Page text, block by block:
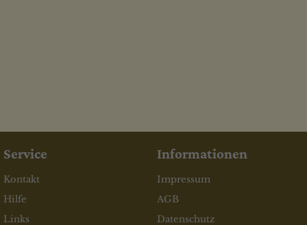
Service
Kontakt
Hilfe
Links
Informationen
Impressum
AGB
Datenschutz